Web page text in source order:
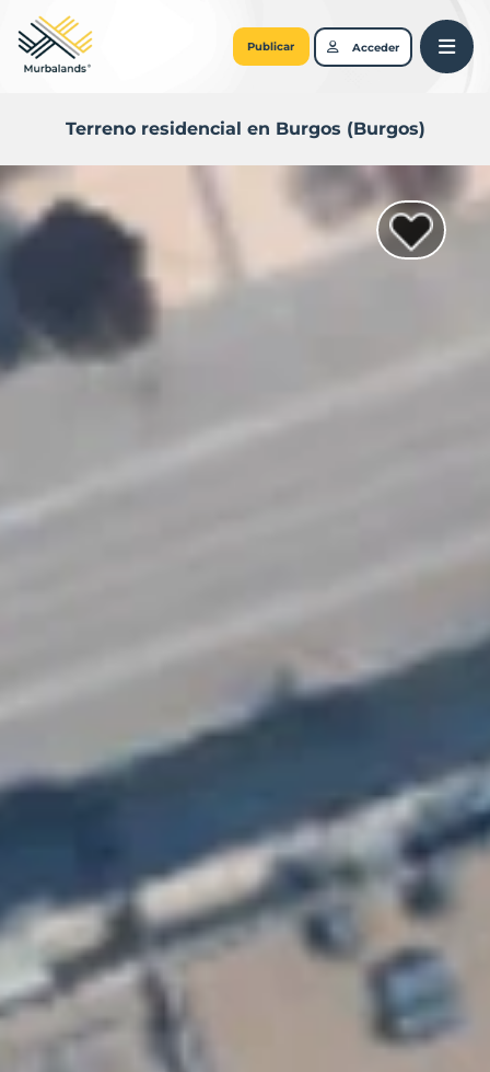
Publicar Acceder
Terreno residencial en Burgos (Burgos)